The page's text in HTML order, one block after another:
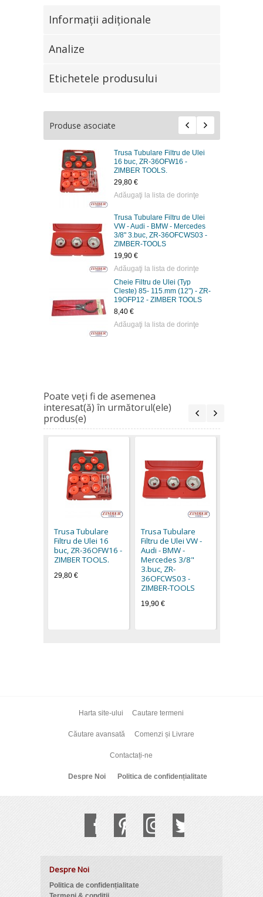
Informaţii adiţionale
Analize
Etichetele produsului
Produse asociate
Trusa Tubulare Filtru de Ulei
16 buc, ZR-36OFW16 -
ZIMBER TOOLS.
29,80 €
Adăugaţi la lista de dorinţe
Trusa Tubulare Filtru de Ulei
VW - Audi - BMW - Mercedes
3/8" 3.buc, ZR-36OFCWS03 -
ZIMBER-TOOLS
19,90 €
Adăugaţi la lista de dorinţe
Cheie Filtru de Ulei (Typ
Cleste) 85- 115.mm (12") - ZR-
19OFP12 - ZIMBER TOOLS
8,40 €
Adăugaţi la lista de dorinţe
Poate veţi fi de asemenea
interesat(ă) în următorul(ele)
produs(e)
Trusa Tubulare
Filtru de Ulei 16
buc, ZR-36OFW16 -
ZIMBER TOOLS.
29,80 €
Trusa Tubulare
Filtru de Ulei VW -
Audi - BMW -
Mercedes 3/8"
3.buc, ZR-
36OFCWS03 -
ZIMBER-TOOLS
19,90 €
Harta site-ului Cautare termeni
Căutare avansată Comenzi și Livrare
Contactați-ne
Despre Noi Politica de confidențialitate
Despre Noi
Politica de confidențialitate